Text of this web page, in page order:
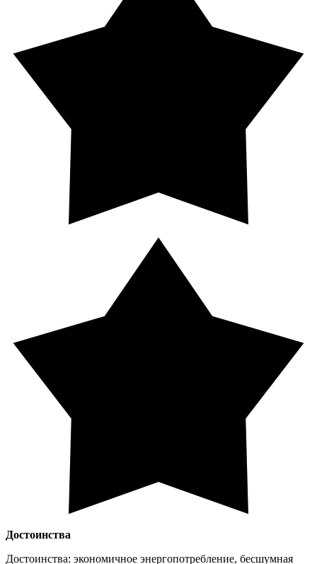
Достоинства
Достоинства: экономичное энергопотребление, бесшумная